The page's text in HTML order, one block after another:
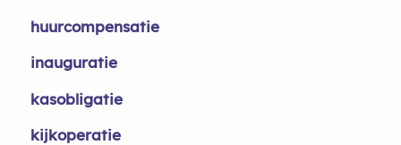
huurcompensatie
inauguratie
kasobligatie
kijkoperatie